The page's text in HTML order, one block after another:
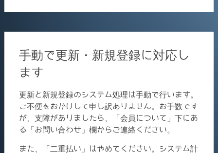
手動で更新・新規登録に対応し
ます
更新と新規登録のシステム処理は手動で行います。
ご不便をおかけして申し訳ありません。お手数です
が、支障がありましたら、「会員について」下にあ
る「お問い合わせ」欄からご連絡ください。
また、「二重払い」はやめてください。システム計